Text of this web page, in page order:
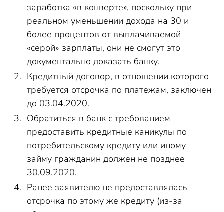
заработка «в конверте», поскольку при
реальном уменьшении дохода на 30 и
более процентов от выплачиваемой
«серой» зарплаты, они не смогут это
документально доказать банку.
Кредитный договор, в отношении которого
требуется отсрочка по платежам, заключен
до 03.04.2020.
Обратиться в банк с требованием
предоставить кредитные каникулы по
потребительскому кредиту или иному
займу гражданин должен не позднее
30.09.2020.
Ранее заявителю не предоставлялась
отсрочка по этому же кредиту (из-за